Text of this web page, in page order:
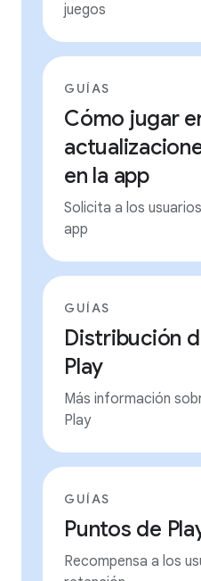
juegos
GUÍAS
Cómo jugar
en la app
Solicita a los
app
GUÍAS
Distribución
Play
Más información
Play
GUÍAS
Puntos de
Recompensa a los